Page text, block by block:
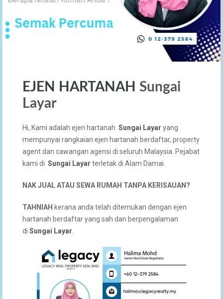
EJEN HARTANAH Sungai
Layar
Hi, Kami adalah ejen hartanah Sungai Layar yang
mempunyai rangkaian ejen hartanah berdaftar, property
agent dan cawangan agensi di seluruh Malaysia. Pejabat
kami di Sungai Layar terletak di Alam Damai.
NAK JUAL ATAU SEWA RUMAH TANPA KERISAUAN?
TAHNIAH kerana anda telah ditemukan dengan ejen
hartanah berdaftar yang sah dan berpengalaman
di Sungai Layar